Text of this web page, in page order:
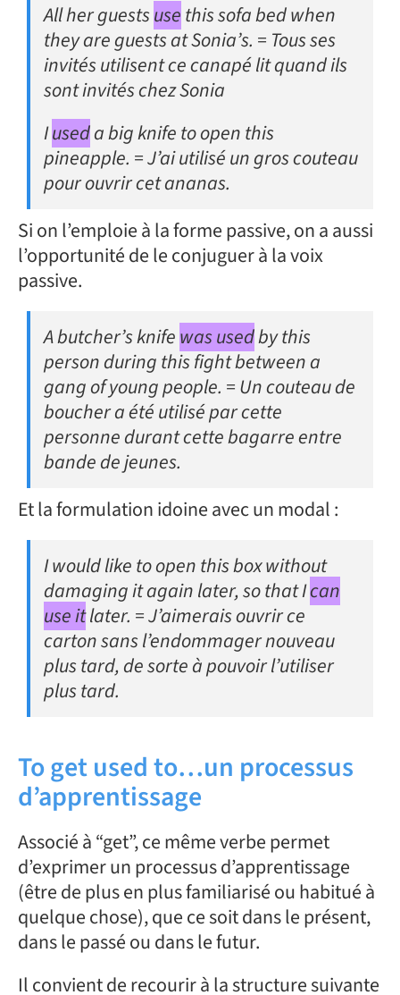
All her guestsusethis sofa bed when
they are guests at Sonia’s. = Tous ses
invités utilisent ce canapé lit quand ils
sont invités chez Sonia
Iuseda big knife to open this
pineapple. = J’ai utilisé un gros couteau
pour ouvrir cet ananas.
Si on l’emploie à la forme passive, on a aussi
l’opportunité de le conjuguer à la voix
passive.
A butcher’s knifewas usedby this
person during this fight between a
gang of young people. = Un couteau de
boucher a été utilisé par cette
personne durant cette bagarre entre
bande de jeunes.
Et la formulation idoine avec un modal :
I would like to open this box without
damaging it again later, so that Ican
use itlater. = J’aimerais ouvrir ce
carton sans l’endommager nouveau
plus tard, de sorte à pouvoir l’utiliser
plus tard.
To get used to…un processus
d’apprentissage
Associé à “get”, ce même verbe permet
d’exprimer un processus d’apprentissage
(être de plus en plus familiarisé ou habitué à
quelque chose), que ce soit dans le présent,
dans le passé ou dans le futur.
Il convient de recourir à la structure suivante